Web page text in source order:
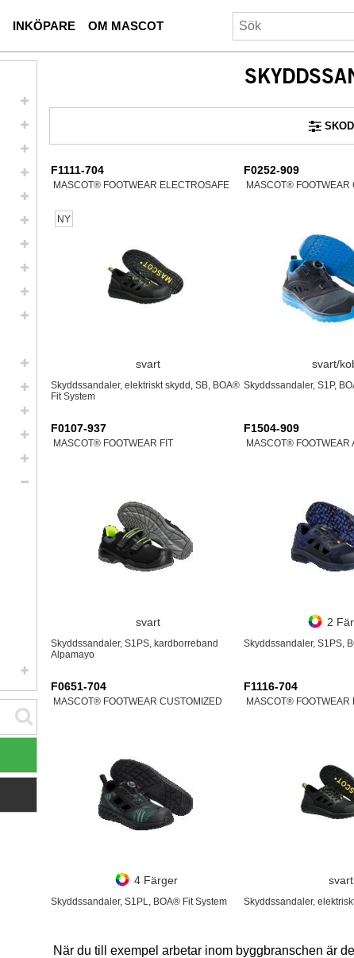
INKÖPARE OM MASCOT
F1111-704
MASCOT® FOOTWEAR ELECTROSAFE
NY
svart
Skyddssandaler, elektriskt skydd, SB, BOA®
Fit System
F0252-909
MASCOT® FOOTWEAR
svart/
Skyddssandaler, S1P,
F0107-937
MASCOT® FOOTWEAR FIT
svart
Skyddssandaler, S1PS, kardborreband
Alpamayo
F1504-909
MASCOT® FOOTWEAR
2
Skyddssandaler, S1PS,
F0651-704
MASCOT® FOOTWEAR CUSTOMIZED
4 Färger
Skyddssandaler, S1PL, BOA® Fit System
F1116-704
MASCOT® FOOTWEAR
svart
Skyddssandaler,
När du till exempel arbetar inom byggbranschen är